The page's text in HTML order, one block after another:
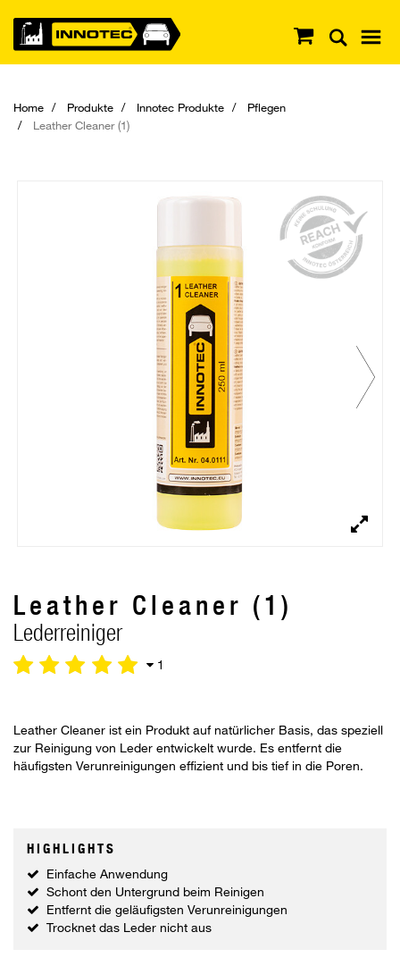
Home Produkte Innotec Produkte
Pflegen
Leather Cleaner (1)
Leather Cleaner (1)
Lederreiniger
1
Leather Cleaner ist ein Produkt auf natürlicher Basis, das speziell
zur Reinigung von Leder entwickelt wurde. Es entfernt die
häufigsten Verunreinigungen effizient und bis tief in die Poren.
HIGHLIGHTS
Einfache Anwendung
Schont den Untergrund beim Reinigen
Entfernt die geläufigsten Verunreinigungen
Trocknet das Leder nicht aus